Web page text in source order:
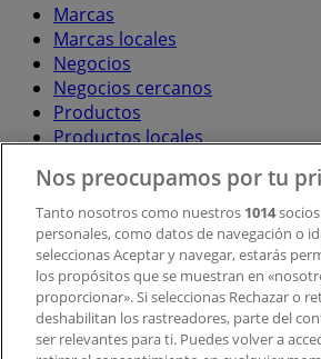
Marcas
Marcas locales
Negocios
Negocios cercanos
Productos
Productos locales
Descargar la APP Tiendeo
Nos preocupamos por tu
Tanto nosotros como nuestros 1014
personales, como datos de navegación o
seleccionas Aceptar y navegar, estarás
los propósitos que se muestran en
proporcionar». Si seleccionas Rechazar o
deshabilitan los rastreadores, parte del
ser relevantes para ti. Puedes volver a